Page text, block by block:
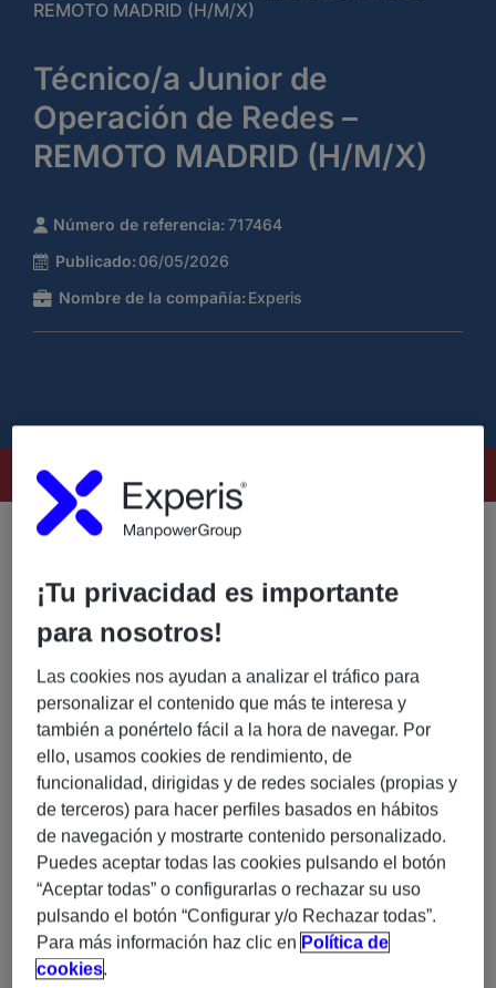
REMOTO MADRID (H/M/X)
Técnico/a Junior de
Operación de Redes –
REMOTO MADRID (H/M/X)
Número de referencia: 717464
Publicado: 06/05/2026
Nombre de la compañía: Experis
Este puesto ya no está disponible
¿Quiénes somos?
Experis, somos una compañía especializada en servicios
profesionales y gestión de proyectos IT asociados a
nuestras 3 prácticas: Business Transformation, Cloud &
Infrastructure y Enterprise Applications. En la actualidad
combinamos nuestras soluciones tecnológicas con las
habilidades más demandadas del mercado. Además,
proporcionamos formación especializada asociada a las
líneas de servicio antes mencionadas. Contamos con una
plantilla de más de 1.800 profesionales especializados en IT
en España y presencia internacional en 54 países.
¿Qué buscamos?
En Experis buscamos un/aTécnico/a Junior de
Operación de Redes – Remoto Madrid (H/M/X)
¡Tu privacidad es importante
para nosotros!
Las cookies nos ayudan a analizar el tráfico para
personalizar el contenido que más te interesa y
también a ponértelo fácil a la hora de navegar. Por
ello, usamos cookies de rendimiento, de
funcionalidad, dirigidas y de redes sociales (propias y
de terceros) para hacer perfiles basados en hábitos
de navegación y mostrarte contenido personalizado.
Puedes aceptar todas las cookies pulsando el botón
“Aceptar todas” o configurarlas o rechazar su uso
pulsando el botón “Configurar y/o Rechazar todas”.
Para más información haz clic en Política de
cookies.